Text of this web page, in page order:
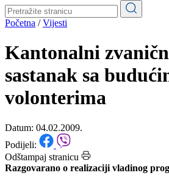
Pale-Prača
Kontakt
Početna/Vijesti
Kantonalni
sastanak sa budućim
volonterima
Datum: 04.02.2009.